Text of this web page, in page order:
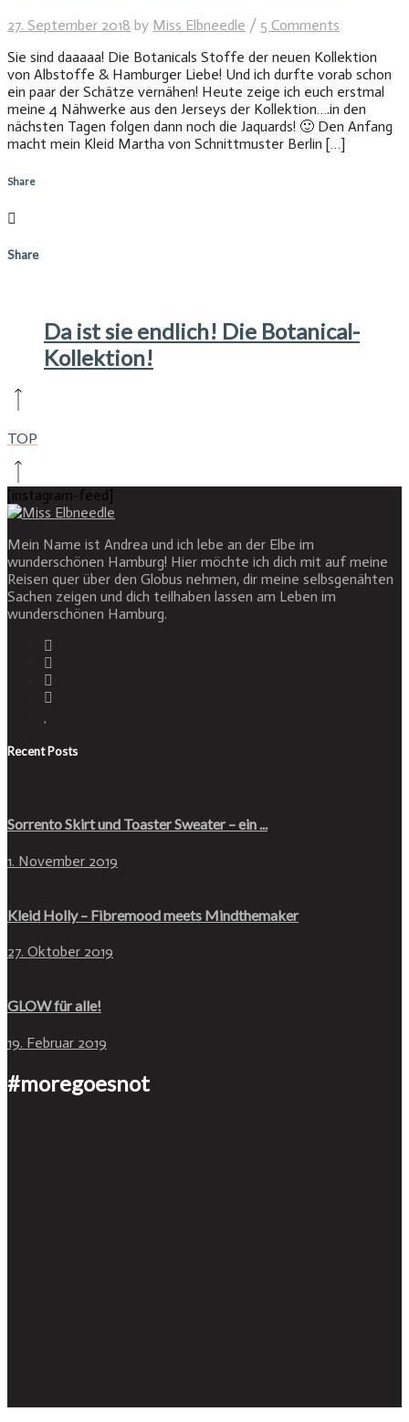
27. September 2018 by Miss Elbneedle / 5 Comments
Sie sind daaaaa! Die Botanicals Stoffe der neuen Kollektion
von Albstoffe & Hamburger Liebe! Und ich durfte vorab schon
ein paar der Schätze vernähen! Heute zeige ich euch erstmal
meine 4 Nähwerke aus den Jerseys der Kollektion….in den
nächsten Tagen folgen dann noch die Jaquards! 🙂 Den Anfang
macht mein Kleid Martha von Schnittmuster Berlin […]
Share
Share
Da ist sie endlich! Die Botanical-
Kollektion!
TOP
[instagram-feed]
Mein Name ist Andrea und ich lebe an der Elbe im
wunderschönen Hamburg! Hier möchte ich dich mit auf meine
Reisen quer über den Globus nehmen, dir meine selbsgenähten
Sachen zeigen und dich teilhaben lassen am Leben im
wunderschönen Hamburg.
Recent Posts
Sorrento Skirt und Toaster Sweater – ein ...
1. November 2019
Kleid Holly – Fibremood meets Mindthemaker
27. Oktober 2019
GLOW für alle!
19. Februar 2019
#moregoesnot